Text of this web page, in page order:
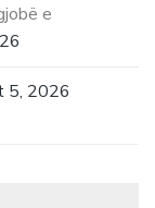
e
5, 2026